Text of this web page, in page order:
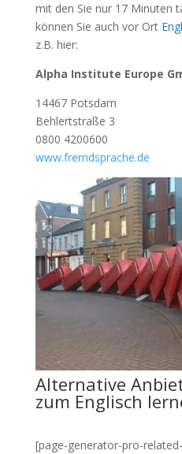
mit den Sie nur 17 Minuten
können Sie auch vor Ort
z.B. hier:
Alpha Institute Europe
14467 Potsdam
Behlertstraße 3
0800 4200600
www.fremdsprache.de
Alternative
zum Englisch
[page-generator-pro-